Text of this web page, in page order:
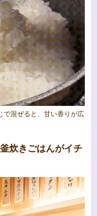
で混ぜると、甘い香りが広
炊きごはんがイチ